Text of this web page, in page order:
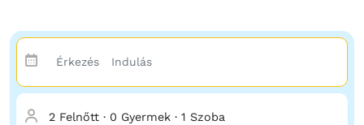
2 Felnőtt · 0 Gyermek · 1 Szoba